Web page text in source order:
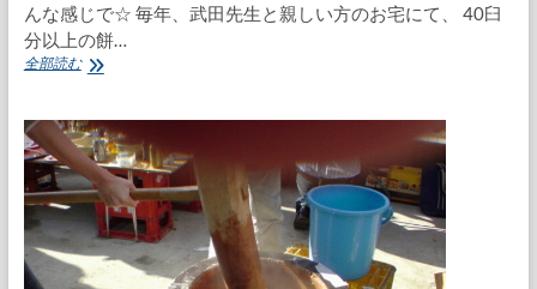
んな感じで☆ 毎年、武田先生と親しい方のお宅にて、 40臼
分以上の餅…
全部読む恒
田
研
餅
つ
大
会